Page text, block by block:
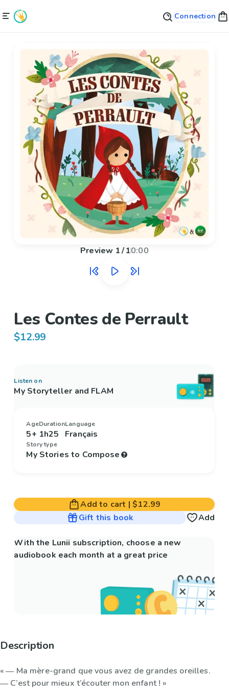
Connection
Preview 1/10:00
Les Contes de Perrault
$12.99
Listen on
My Storyteller and FLAM
Age
5+
Duration
1h25
Language
Français
Story type
My Stories to Compose
Add to cart |$12.99
Gift this book
Add
With the Lunii subscription, choose a new
audiobook each month at a great price
Description
« ― Ma mère-grand que vous avez de grandes oreilles.
― C’est pour mieux t’écouter mon enfant ! »